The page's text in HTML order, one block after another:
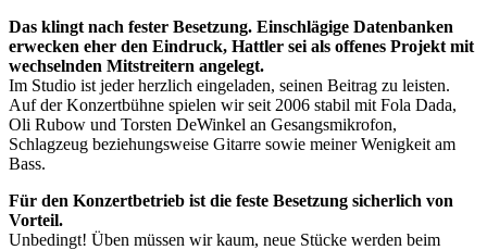
Das klingt nach fester Besetzung. Einschlägige Datenbanken
erwecken eher den Eindruck, Hattler sei als offenes Projekt mit
wechselnden Mitstreitern angelegt.
Im Studio ist jeder herzlich eingeladen, seinen Beitrag zu leisten.
Auf der Konzertbühne spielen wir seit 2006 stabil mit Fola Dada,
Oli Rubow und Torsten DeWinkel an Gesangsmikrofon,
Schlagzeug beziehungsweise Gitarre sowie meiner Wenigkeit am
Bass.
Für den Konzertbetrieb ist die feste Besetzung sicherlich von
Vorteil.
Unbedingt! Üben müssen wir kaum, neue Stücke werden beim